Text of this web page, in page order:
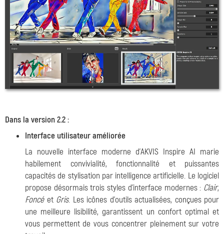
Dans la version 2.2 :
Interface utilisateur améliorée
La nouvelle interface moderne d'AKVIS Inspire AI marie
habilement convivialité, fonctionnalité et puissantes
capacités de stylisation par intelligence artificielle. Le logiciel
propose désormais trois styles d'interface modernes : Clair,
Foncéet Gris. Les icônes d'outils actualisées, conçues pour
une meilleure lisibilité, garantissent un confort optimal et
vous permettent de vous concentrer pleinement sur votre